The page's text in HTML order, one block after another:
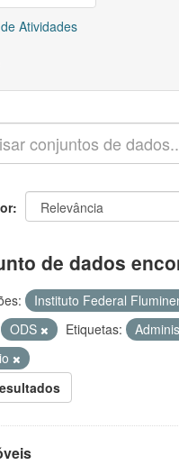
Atividades
de dados
Instituto Federal
ODS Etiquetas: